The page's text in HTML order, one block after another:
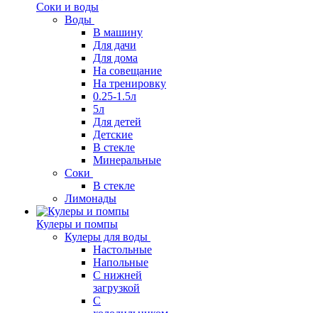
Соки и воды
Воды
В машину
Для дачи
Для дома
На совещание
На тренировку
0.25-1.5л
5л
Для детей
Детские
В стекле
Минеральные
Соки
В стекле
Лимонады
Кулеры и помпы
Кулеры для воды
Настольные
Напольные
С нижней
загрузкой
С